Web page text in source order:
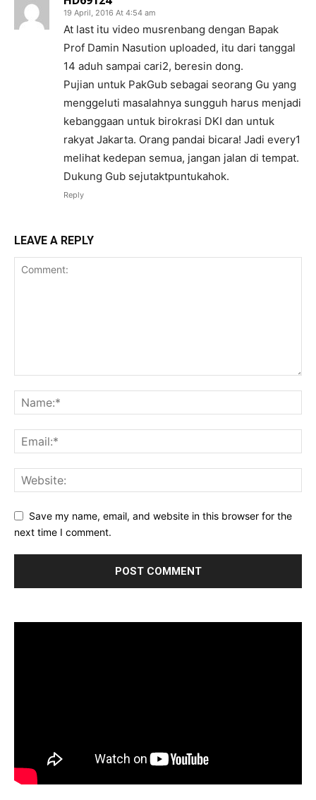
19 April, 2016 At 4:54 am
At last itu video musrenbang dengan Bapak
Prof Damin Nasution uploaded, itu dari tanggal
14 aduh sampai cari2, beresin dong.
Pujian untuk PakGub sebagai seorang Gu yang
menggeluti masalahnya sungguh harus menjadi
kebanggaan untuk birokrasi DKI dan untuk
rakyat Jakarta. Orang pandai bicara! Jadi every1
melihat kedepan semua, jangan jalan di tempat.
Dukung Gub sejutaktpuntukahok.
Reply
LEAVE A REPLY
Save my name, email, and website in this browser for the
next time I comment.